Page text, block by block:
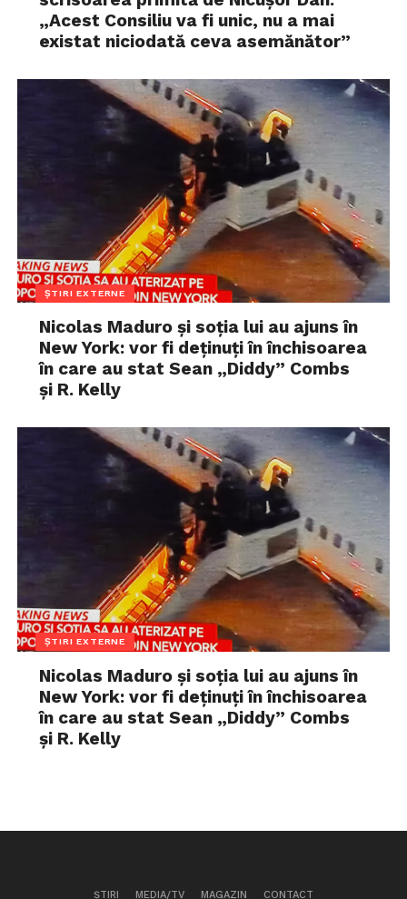
„Acest Consiliu va fi unic, nu a mai
existat niciodată ceva asemănător”
ȘTIRI EXTERNE
Nicolas Maduro și soția lui au ajuns în
New York: vor fi deținuți în închisoarea
în care au stat Sean „Diddy” Combs
și R. Kelly
ȘTIRI EXTERNE
Nicolas Maduro și soția lui au ajuns în
New York: vor fi deținuți în închisoarea
în care au stat Sean „Diddy” Combs
și R. Kelly
ȘTIRI MEDIA/TV MAGAZIN CONTACT